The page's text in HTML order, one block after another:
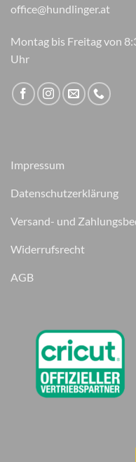
office@hundlinger.at
Montag bis Freitag von
Uhr
Impressum
Datenschutzerklärung
Versand- und
Widerrufsrecht
AGB